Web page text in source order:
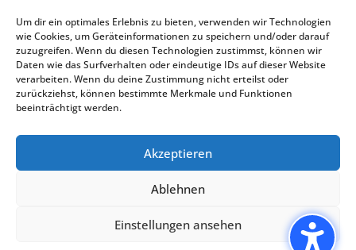
Um dir ein optimales Erlebnis zu bieten, verwenden wir Technologien
wie Cookies, um Geräteinformationen zu speichern und/oder darauf
zuzugreifen. Wenn du diesen Technologien zustimmst, können wir
Daten wie das Surfverhalten oder eindeutige IDs auf dieser Website
verarbeiten. Wenn du deine Zustimmung nicht erteilst oder
zurückziehst, können bestimmte Merkmale und Funktionen
beeinträchtigt werden.
Akzeptieren
Ablehnen
Einstellungen ansehen
Datenschutz
Present GmbH © 2024